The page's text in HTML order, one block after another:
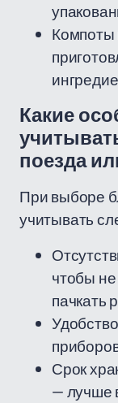
Какие
поезда
При выборе
учитывать
чтобы
пачкать
Срок
— лучше